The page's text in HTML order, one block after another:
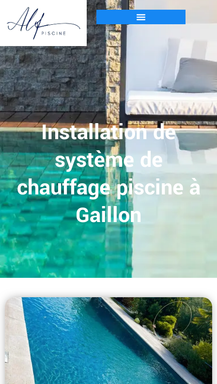
Installation de
système de
chauffage piscine à
Gaillon